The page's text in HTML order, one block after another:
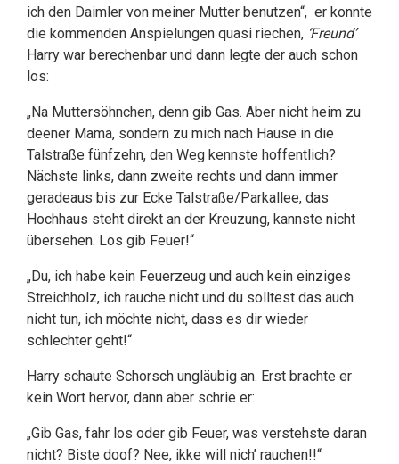
ich den Daimler von meiner Mutter benutzen“, er konnte
die kommenden Anspielungen quasi riechen, ‘Freund’
Harry war berechenbar und dann legte der auch schon
los:
„Na Muttersöhnchen, denn gib Gas. Aber nicht heim zu
deener Mama, sondern zu mich nach Hause in die
Talstraße fünfzehn, den Weg kennste hoffentlich?
Nächste links, dann zweite rechts und dann immer
geradeaus bis zur Ecke Talstraße/Parkallee, das
Hochhaus steht direkt an der Kreuzung, kannste nicht
übersehen. Los gib Feuer!“
„Du, ich habe kein Feuerzeug und auch kein einziges
Streichholz, ich rauche nicht und du solltest das auch
nicht tun, ich möchte nicht, dass es dir wieder
schlechter geht!“
Harry schaute Schorsch ungläubig an. Erst brachte er
kein Wort hervor, dann aber schrie er:
„Gib Gas, fahr los oder gib Feuer, was verstehste daran
nicht? Biste doof? Nee, ikke will nich’ rauchen!!“